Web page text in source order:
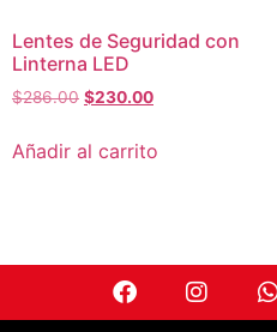
Lentes de Seguridad con
Linterna LED
$286.00 $230.00
Añadir al carrito